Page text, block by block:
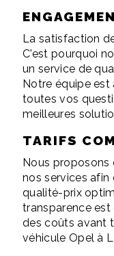
La satisfaction
C'est pourquoi
un service de
Notre équipe
toutes vos
meilleures
TARIFS
Nous
nos services
qualité-prix
transparence est
des coûts avant
véhicule Opel à